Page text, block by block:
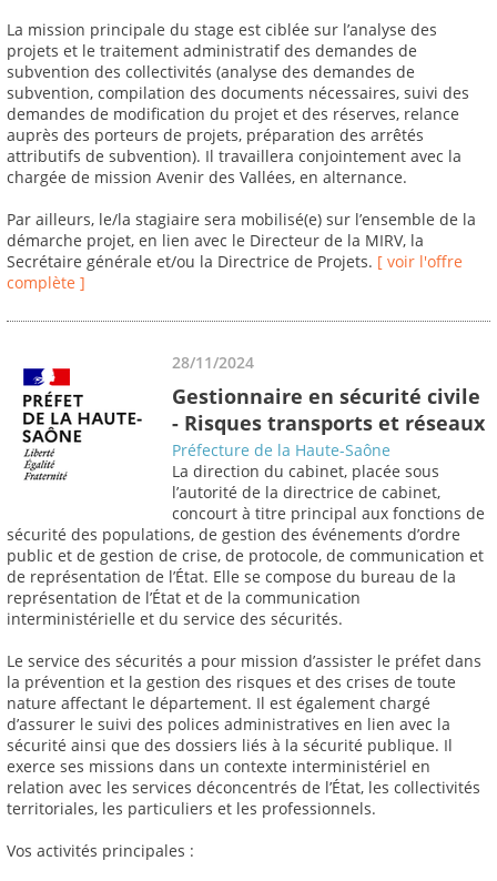
La mission principale du stage est ciblée sur l’analyse des
projets et le traitement administratif des demandes de
subvention des collectivités (analyse des demandes de
subvention, compilation des documents nécessaires, suivi des
demandes de modification du projet et des réserves, relance
auprès des porteurs de projets, préparation des arrêtés
attributifs de subvention). Il travaillera conjointement avec la
chargée de mission Avenir des Vallées, en alternance.
Par ailleurs, le/la stagiaire sera mobilisé(e) sur l’ensemble de la
démarche projet, en lien avec le Directeur de la MIRV, la
Secrétaire générale et/ou la Directrice de Projets. [ voir l'offre
complète ]
28/11/2024
Gestionnaire en sécurité civile
- Risques transports et réseaux
Préfecture de la Haute-Saône
La direction du cabinet, placée sous
l’autorité de la directrice de cabinet,
concourt à titre principal aux fonctions de
sécurité des populations, de gestion des événements d’ordre
public et de gestion de crise, de protocole, de communication et
de représentation de l’État. Elle se compose du bureau de la
représentation de l’État et de la communication
interministérielle et du service des sécurités.
Le service des sécurités a pour mission d’assister le préfet dans
la prévention et la gestion des risques et des crises de toute
nature affectant le département. Il est également chargé
d’assurer le suivi des polices administratives en lien avec la
sécurité ainsi que des dossiers liés à la sécurité publique. Il
exerce ses missions dans un contexte interministériel en
relation avec les services déconcentrés de l’État, les collectivités
territoriales, les particuliers et les professionnels.
Vos activités principales :